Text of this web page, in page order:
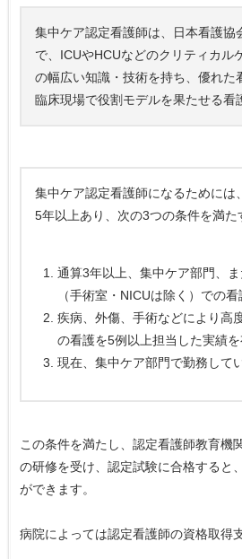
集中ケア認定看護師は、日本看護協
で、ICUやHCUなどのクリティカル
の幅広い知識・技術を持ち、優れた
臨床現場で役割モデルを果たせる看
集中ケア認定看護師になるためには
5年以上あり、次の3つの条件を満た
通算3年以上、集中ケア部門、
（手術室・NICUは除く）での
疾病、外傷、手術などにより高
の看護を5例以上担当した実績を
現在、集中ケア部門で勤務して
この条件を満たし、認定看護師教育機
の研修を受け、認定試験に合格すると
ができます。
病院によっては認定看護師の資格取得